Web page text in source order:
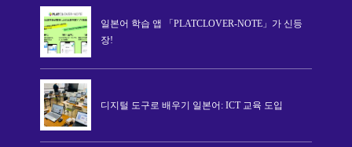
일본어 학습 앱 「PLATCLOVER-NOTE」가 신등
장!
디지털 도구로 배우기 일본어: ICT 교육 도입